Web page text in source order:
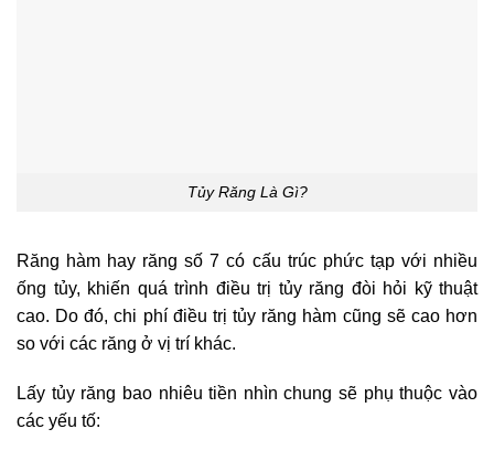
Tủy Răng Là Gì?
Răng hàm hay răng số 7 có cấu trúc phức tạp với nhiều
ống tủy, khiến quá trình điều trị tủy răng đòi hỏi kỹ thuật
cao. Do đó, chi phí điều trị tủy răng hàm cũng sẽ cao hơn
so với các răng ở vị trí khác.
Lấy tủy răng bao nhiêu tiền nhìn chung sẽ phụ thuộc vào
các yếu tố: